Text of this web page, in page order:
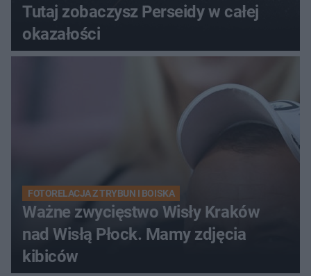
Tutaj zobaczysz Perseidy w całej
okazałości
FOTORELACJA Z TRYBUN I BOISKA
Ważne zwycięstwo Wisły Kraków
nad Wisłą Płock. Mamy zdjęcia
kibiców